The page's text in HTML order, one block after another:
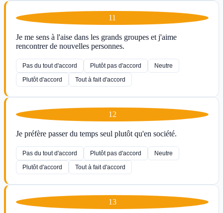
11
Je me sens à l'aise dans les grands groupes et j'aime
rencontrer de nouvelles personnes.
Pas du tout d'accord Plutôt pas d'accord
Neutre
Plutôt d'accord
Tout à fait d'accord
12
Je préfère passer du temps seul plutôt qu'en société.
Pas du tout d'accord Plutôt pas d'accord
Neutre
Plutôt d'accord
Tout à fait d'accord
13